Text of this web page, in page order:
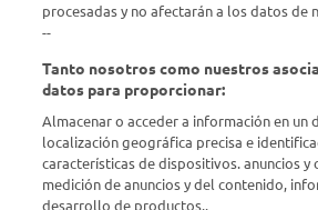
Enterate de nuestras ofertas
que nadie.
Provincia
procesadas y no afectarán a los datos de
--
Tanto nosotros como nuestros
datos para proporcionar:
Almacenar o acceder a información en un
localización geográfica precisa e
características de dispositivos. anuncios
medición de anuncios y del contenido,
desarrollo de productos..